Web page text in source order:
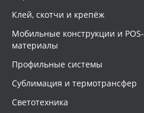
Клей, скотчи и крепёж
Мобильные конструкции и POS-
материалы
Профильные системы
Сублимация и термотрансфер
Светотехника